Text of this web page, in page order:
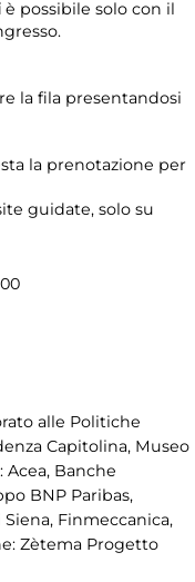
è possibile solo con il
la fila presentandosi
la prenotazione per
guidate, solo su
alle Politiche
Capitolina, Museo
Acea, Banche
BNP Paribas,
Finmeccanica,
Zètema Progetto